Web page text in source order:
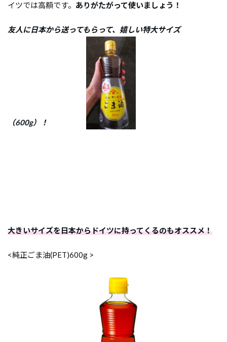
イツでは高額です。 ありがたがって使いましょう！
友人に日本から送ってもらって、嬉しい特大サイズ
（600g）！
大きいサイズを日本からドイツに持ってくるのもオススメ！
<純正ごま油(PET)600g >